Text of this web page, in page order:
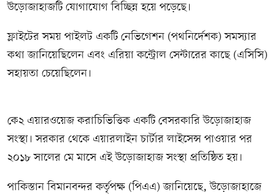
উড়োজাহাজটি যোগাযোগ বিচ্ছিন্ন হয়ে পড়েছে।
ফ্লাইটের সময় পাইলট একটি নেভিগেশন (পথনির্দেশক) সমস্যার
কথা জানিয়েছিলেন এবং এরিয়া কন্ট্রোল সেন্টারের কাছে (এসিসি)
সহায়তা চেয়েছিলেন।
কে২ এয়ারওয়েজ করাচিভিত্তিক একটি বেসরকারি উড়োজাহাজ
সংস্থা। সরকার থেকে এয়ারলাইন চার্টার লাইসেন্স পাওয়ার পর
২০১৮ সালের মে মাসে এই উড়োজাহাজ সংস্থা প্রতিষ্ঠিত হয়।
পাকিস্তান বিমানবন্দর কর্তৃপক্ষ (পিএএ) জানিয়েছে, উড়োজাহাজে